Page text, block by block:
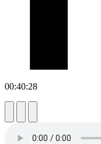
00:40:28